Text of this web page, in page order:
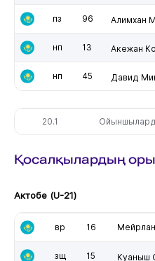
пз 96 Алимхан
нп 13 Акежан
нп 45 Давид
20.1
Қосалқылардың
Актобе (U-21)
вр 16
зщ 15 Куаныш